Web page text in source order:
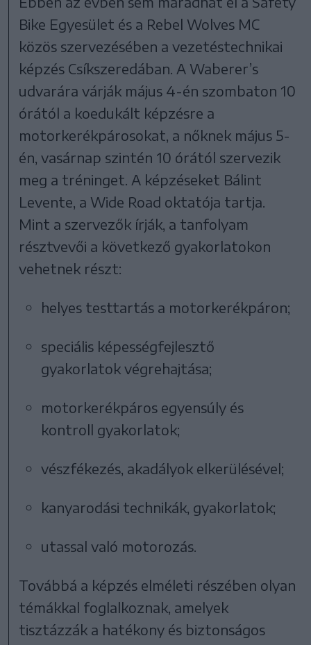
Bike Egyesület és a Rebel Wolves MC
közös szervezésében a vezetéstechnikai
képzés Csíkszeredában. A Waberer’s
udvarára várják május 4-én szombaton 10
órától a koedukált képzésre a
motorkerékpárosokat, a nőknek május 5-
én, vasárnap szintén 10 órától szervezik
meg a tréninget. A képzéseket Bálint
Levente, a Wide Road oktatója tartja.
Mint a szervezők írják, a tanfolyam
résztvevői a következő gyakorlatokon
vehetnek részt:
helyes testtartás a motorkerékpáron;
speciális képességfejlesztő
gyakorlatok végrehajtása;
motorkerékpáros egyensúly és
kontroll gyakorlatok;
vészfékezés, akadályok elkerülésével;
kanyarodási technikák, gyakorlatok;
utassal való motorozás.
Továbbá a képzés elméleti részében olyan
témákkal foglalkoznak, amelyek
tisztázzák a hatékony és biztonságos